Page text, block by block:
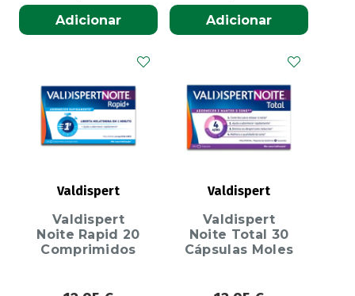
Adicionar Adicionar
Valdispert
Valdispert
Noite Rapid 20
Comprimidos
Valdispert
Valdispert
Noite Total 30
Cápsulas Moles